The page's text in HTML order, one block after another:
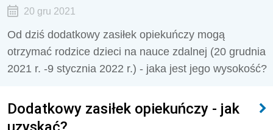
20 gru 2021
Od dziś dodatkowy zasiłek opiekuńczy mogą
otrzymać rodzice dzieci na nauce zdalnej (20 grudnia
2021 r. -9 stycznia 2022 r.) - jaka jest jego wysokość?
Dodatkowy zasiłek opiekuńczy - jak